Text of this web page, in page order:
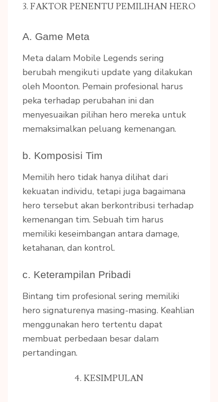
3. FAKTOR PENENTU PEMILIHAN HERO
A. Game Meta
Meta dalam Mobile Legends sering
berubah mengikuti update yang dilakukan
oleh Moonton. Pemain profesional harus
peka terhadap perubahan ini dan
menyesuaikan pilihan hero mereka untuk
memaksimalkan peluang kemenangan.
b. Komposisi Tim
Memilih hero tidak hanya dilihat dari
kekuatan individu, tetapi juga bagaimana
hero tersebut akan berkontribusi terhadap
kemenangan tim. Sebuah tim harus
memiliki keseimbangan antara damage,
ketahanan, dan kontrol.
c. Keterampilan Pribadi
Bintang tim profesional sering memiliki
hero signaturenya masing-masing. Keahlian
menggunakan hero tertentu dapat
membuat perbedaan besar dalam
pertandingan.
4. KESIMPULAN